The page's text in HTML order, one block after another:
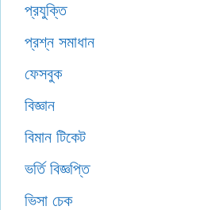
প্রযুক্তি
প্রশ্ন সমাধান
ফেসবুক
বিজ্ঞান
বিমান টিকেট
ভর্তি বিজ্ঞপ্তি
ভিসা চেক